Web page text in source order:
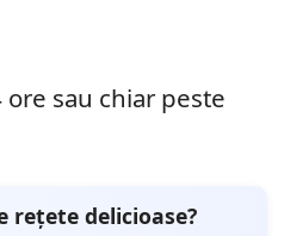
ore sau chiar peste
rețete delicioase?